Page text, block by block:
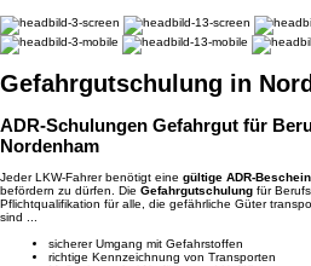
Gefahrgutschulung in
ADR-Schulungen Gefahrgut für
Nordenham
Jeder LKW-Fahrer benötigt eine gültige ADR-
befördern zu dürfen. Die Gefahrgutschulung für
Pflichtqualifikation für alle, die gefährliche Güter
sind ...
sicherer Umgang mit Gefahrstoffen
richtige Kennzeichnung von Transporten